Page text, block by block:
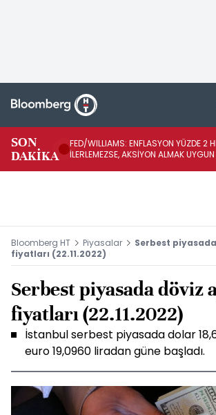
SON
DAKİKA
FED/WILLIAMS: ENFLASYON YÜZDE 2
İLERLEMEZSE, AKSİYON ALMAK
Bloomberg HT Piyasalar
Serbest
fiyatları (22.11.2022)
Serbest piyasada döviz
fiyatları (22.11.2022)
İstanbul serbest piyasada dolar
euro 19,0960 liradan güne başladı.